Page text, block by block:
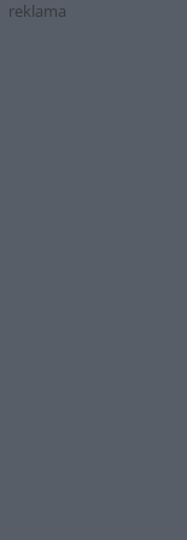
reklama